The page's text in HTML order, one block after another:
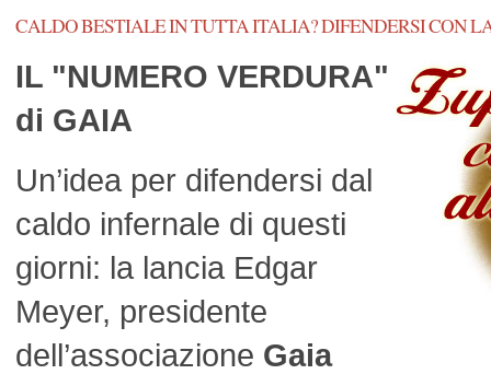
CALDO BESTIALE IN TUTTA ITALIA? DIFENDERSI CON
IL "NUMERO VERDURA"
di GAIA
Un’idea per difendersi dal
caldo infernale di questi
giorni: la lancia Edgar
Meyer, presidente
dell’associazione Gaia